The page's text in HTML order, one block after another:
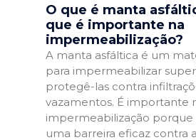
O que é manta
que é importante na
impermeabilização?
A manta asfáltica é um
para impermeabilizar
protegê-las contra
vazamentos. É importante
impermeabilização
uma barreira eficaz contra